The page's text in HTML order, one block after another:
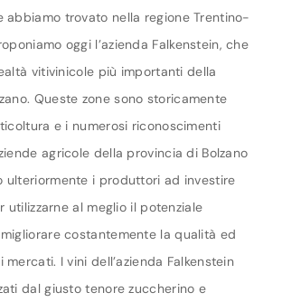
abbiamo trovato nella regione Trentino-
oggi l’azienda Falkenstein, che
vitivinicole più importanti della
Queste zone sono storicamente
e i numerosi riconoscimenti
agricole della provincia di Bolzano
ulteriormente i produttori ad investire
utilizzarne al meglio il potenziale
costantemente la qualità ed
I vini dell’azienda Falkenstein
dal giusto tenore zuccherino e